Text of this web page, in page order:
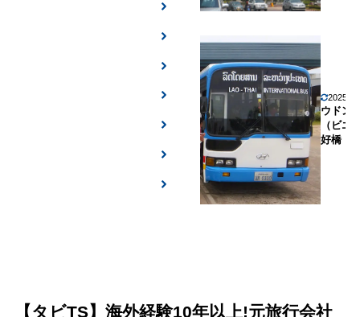
2025年
ウドン
（ビ
好橋
【タビTS】海外経験10年以上!元旅行会社